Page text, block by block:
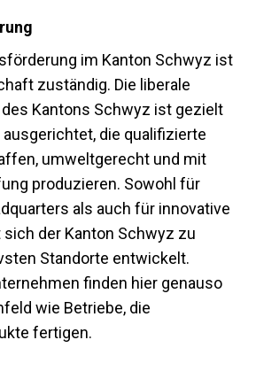
im Kanton Schwyz ist
zuständig. Die liberale
Kantons Schwyz ist gezielt
die qualifizierte
umweltgerecht und mit
produzieren. Sowohl für
als auch für innovative
der Kanton Schwyz zu
Standorte entwickelt.
finden hier genauso
wie Betriebe, die
fertigen.